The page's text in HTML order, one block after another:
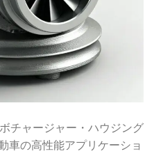
チャージャー・ハウジング
車の高性能アプリケーショ